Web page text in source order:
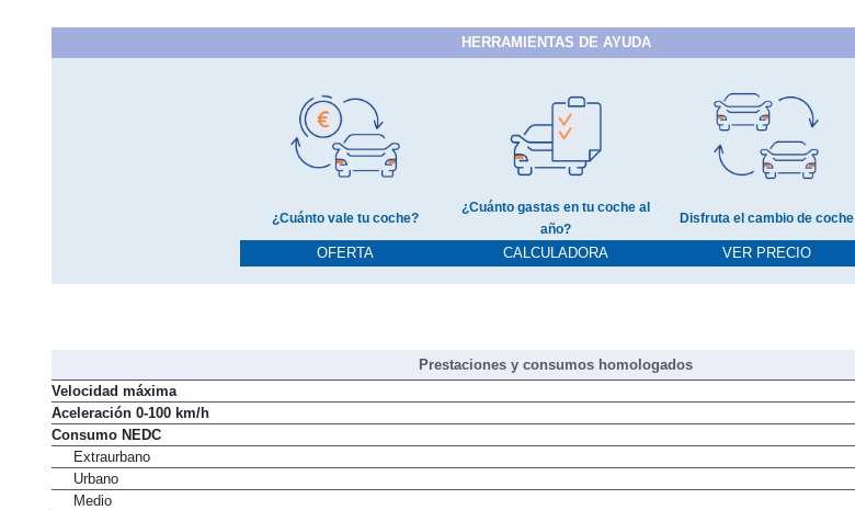
HERRAMIENTAS DE AYUDA
¿Cuánto vale tu coche?
OFERTA
¿Cuánto gastas en tu coche al
año?
CALCULADORA
Disfruta el cambio de coche
VER PRECIO
Prestaciones y consumos homologados
Velocidad máxima
Aceleración 0-100 km/h
Consumo NEDC
Extraurbano
Urbano
Medio